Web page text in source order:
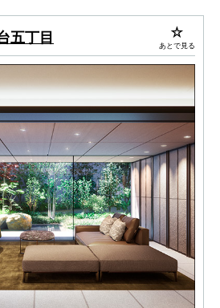
五丁目 あとで見る